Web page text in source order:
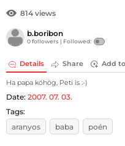
814 views
b.boribon
0 followers | Followed:
Details Share Add to
Ha papa köhög, Peti is :-)
Date: 2007. 07. 03.
Tags:
aranyos
baba poén